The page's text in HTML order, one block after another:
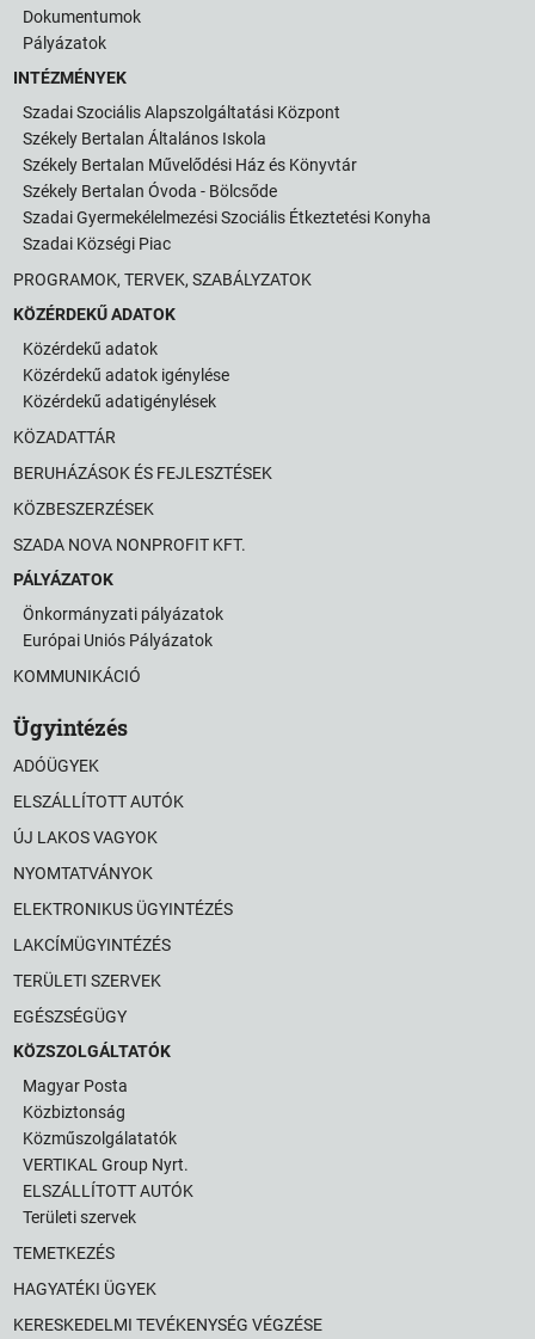
Dokumentumok
Pályázatok
INTÉZMÉNYEK
Szadai Szociális Alapszolgáltatási Központ
Székely Bertalan Általános Iskola
Székely Bertalan Művelődési Ház és Könyvtár
Székely Bertalan Óvoda - Bölcsőde
Szadai Gyermekélelmezési Szociális Étkeztetési Konyha
Szadai Községi Piac
PROGRAMOK, TERVEK, SZABÁLYZATOK
KÖZÉRDEKŰ ADATOK
Közérdekű adatok
Közérdekű adatok igénylése
Közérdekű adatigénylések
KÖZADATTÁR
BERUHÁZÁSOK ÉS FEJLESZTÉSEK
KÖZBESZERZÉSEK
SZADA NOVA NONPROFIT KFT.
PÁLYÁZATOK
Önkormányzati pályázatok
Európai Uniós Pályázatok
KOMMUNIKÁCIÓ
Ügyintézés
ADÓÜGYEK
ELSZÁLLÍTOTT AUTÓK
ÚJ LAKOS VAGYOK
NYOMTATVÁNYOK
ELEKTRONIKUS ÜGYINTÉZÉS
LAKCÍMÜGYINTÉZÉS
TERÜLETI SZERVEK
EGÉSZSÉGÜGY
KÖZSZOLGÁLTATÓK
Magyar Posta
Közbiztonság
Közműszolgálatatók
VERTIKAL Group Nyrt.
ELSZÁLLÍTOTT AUTÓK
Területi szervek
TEMETKEZÉS
HAGYATÉKI ÜGYEK
KERESKEDELMI TEVÉKENYSÉG VÉGZÉSE